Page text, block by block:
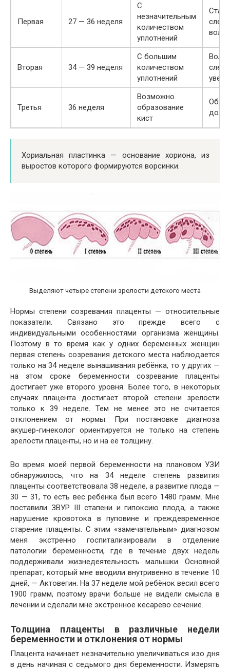
Первая 27 — 36 неделя
С
незначительным
количеством
уплотнений
Вторая 34 — 39 неделя
С большим
количеством
уплотнений
Третья 36 неделя
Возможно
образование
кист
Хориальная пластинка — основание хориона, из
выростов которого формируются ворсинки.
Выделяют четыре степени зрелости детского места
Нормы степени созревания плаценты — относительные
показатели. Связано это прежде всего с
индивидуальными особенностями организма женщины.
Поэтому в то время как у одних беременных женщин
первая степень созревания детского места наблюдается
только на 34 неделе вынашивания ребёнка, то у других —
на этом сроке беременности созревание плаценты
достигает уже второго уровня. Более того, в некоторых
случаях плацента достигает второй степени зрелости
только к 39 неделе. Тем не менее это не считается
отклонением от нормы. При постановке диагноза
акушер-гинеколог ориентируется не только на степень
зрелости плаценты, но и на её толщину.
Во время моей первой беременности на плановом УЗИ
обнаружилось, что на 34 неделе степень развития
плаценты соответствовала 38 неделе, а развитие плода —
30 — 31, то есть вес ребёнка был всего 1480 грамм. Мне
поставили ЗВУР III стапени и гипоксию плода, а также
нарушение кровотока в пуповине и преждевременное
старение плаценты. С этим «замечательным» диагнозом
меня экстренно госпитализировали в отделение
патологии беременности, где в течение двух недель
поддерживали жизнедеятельность малышки. Основной
препарат, который мне вводили внутривенно в течение 10
дней, — Актовегин. На 37 неделе мой ребёнок весил всего
1900 грамм, поэтому врачи больше не видели смысла в
лечении и сделали мне экстренное кесарево сечение.
Толщина плаценты в различные недели
беременности и отклонения от нормы
Плацента начинает незначительно увеличиваться изо дня
в день начиная с седьмого дня беременности. Измерять